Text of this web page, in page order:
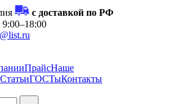
с доставкой по РФ
ПрайсНаше
СтатьиГОСТыКонтакты